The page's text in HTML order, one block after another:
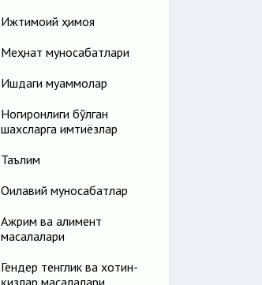
Ижтимоий ҳимоя
Меҳнат муносабатлари
Ишдаги муаммолар
Ногиронлиги бўлган
шахсларга имтиёзлар
Таълим
Оилавий муносабатлар
Ажрим ва алимент
масалалари
Гендер тенглик ва хотин-